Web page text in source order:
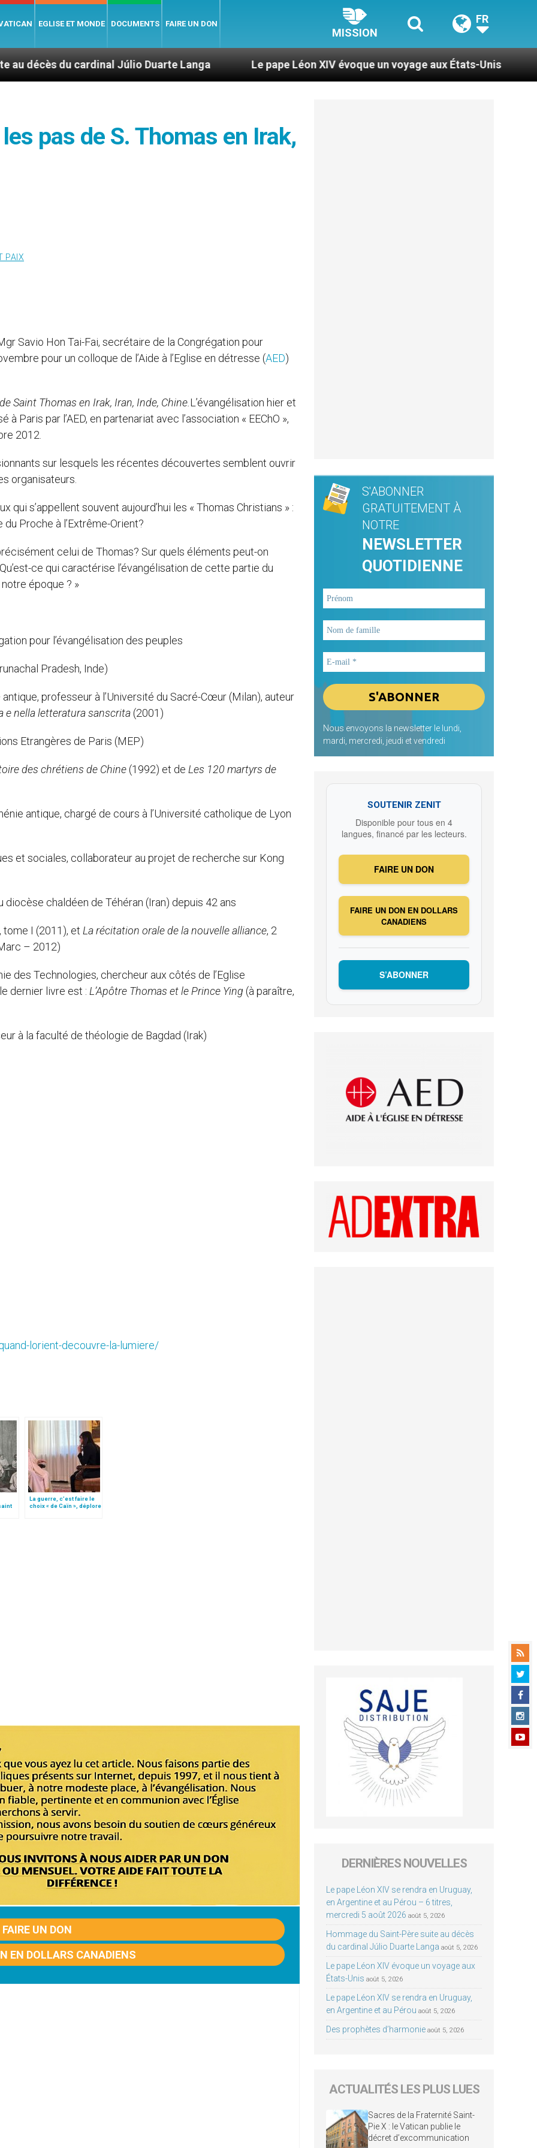
EGLISE ET MONDE DOCUMENTS FAIRE UN DON
MISSION
FR
Júlio Duarte Langa Le pape Léon XIV évoque un voyage aux États-Unis Le pape Léon
pas de S. Thomas en Irak,
PAIX
Savio Hon Tai-Fai, secrétaire de la Congrégation pour
pour un colloque de l’Aide à l’Eglise en détresse (AED)
Saint Thomas en Irak, Iran, Inde, Chine. L’évangélisation hier et
à Paris par l’AED, en partenariat avec l’association « EEChO »,
2012.
sur lesquels les récentes découvertes semblent ouvrir
organisateurs.
qui s’appellent souvent aujourd’hui les « Thomas Christians » :
Proche à l’Extrême-Orient?
celui de Thomas? Sur quels éléments peut-on
ce qui caractérise l’évangélisation de cette partie du
époque ? »
pour l’évangélisation des peuples
Pradesh, Inde)
professeur à l’Université du Sacré-Cœur (Milan), auteur
e nella letteratura sanscrita (2001)
Etrangères de Paris (MEP)
des chrétiens de Chine (1992) et de Les 120 martyrs de
antique, chargé de cours à l’Université catholique de Lyon
et sociales, collaborateur au projet de recherche sur Kong
diocèse chaldéen de Téhéran (Iran) depuis 42 ans
, tome I (2011), et La récitation orale de la nouvelle alliance, 2
– 2012)
des Technologies, chercheur aux côtés de l’Eglise
dernier livre est : L’Apôtre Thomas et le Prince Ying (à paraître,
à la faculté de théologie de Bagdad (Irak)
lorient-decouvre-la-lumiere/
La guerre, c’est faire le
choix « de Caïn », déplore
FAIRE UN DON
EN DOLLARS CANADIENS
S'ABONNER
GRATUITEMENT À
NOTRE
NEWSLETTER
QUOTIDIENNE
Nous envoyons la newsletter le lundi,
mardi, mercredi, jeudi et vendredi
SOUTENIR ZENIT
Disponible pour tous en 4
langues, financé par les lecteurs.
FAIRE UN DON
FAIRE UN DON EN DOLLARS
CANADIENS
S’ABONNER
DERNIÈRES NOUVELLES
Le pape Léon XIV se rendra en Uruguay,
en Argentine et au Pérou – 6 titres,
mercredi 5 août 2026 août 5, 2026
Hommage du Saint-Père suite au décès
du cardinal Júlio Duarte Langa août 5, 2026
Le pape Léon XIV évoque un voyage aux
États-Unis août 5, 2026
Le pape Léon XIV se rendra en Uruguay,
en Argentine et au Pérou août 5, 2026
Des prophètes d’harmonie août 5, 2026
ACTUALITÉS LES PLUS LUES
Sacres de la Fraternité Saint-
Pie X : le Vatican publie le
décret d’excommunication